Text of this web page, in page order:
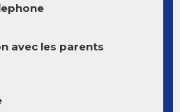
avec les parents